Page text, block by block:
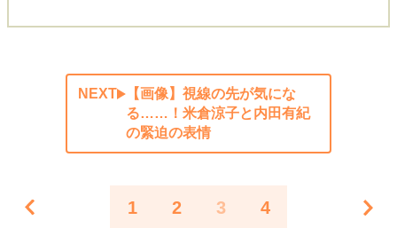
NEXT
【画像】視線の先が気にな
る……！米倉涼子と内田有紀
の緊迫の表情
1 2 3 4